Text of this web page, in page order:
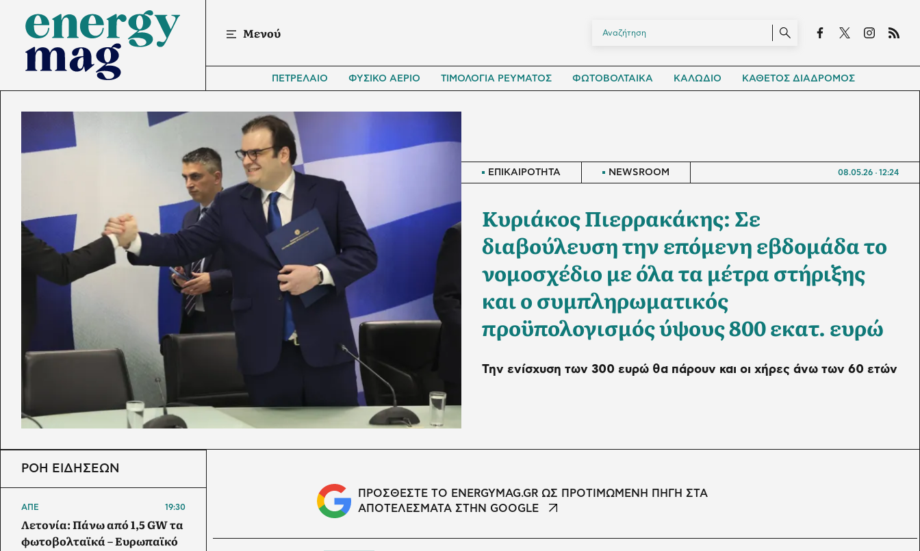
Μενού
ΠΕΤΡΕΛΑΙΟ ΦΥΣΙΚΟ ΑΕΡΙΟ ΤΙΜΟΛΟΓΙΑ ΡΕΥΜΑΤΟΣ ΦΩΤΟΒΟΛΤΑΙΚΑ ΚΑΛΩΔΙΟ ΚΑΘΕΤΟΣ ΔΙΑΔΡΟΜΟΣ
ΕΠΙΚΑΙΡΟΤΗΤΑ NEWSROOM 08.05.26 12:24
Κυριάκος Πιερρακάκης: Σε
διαβούλευση την επόμενη εβδομάδα το
νομοσχέδιο με όλα τα μέτρα στήριξης
και ο συμπληρωματικός
προϋπολογισμός ύψους 800 εκατ. ευρώ
Την ενίσχυση των 300 ευρώ θα πάρουν και οι χήρες άνω των 60 ετών
ΠΡΟΣΘΕΣΤΕ ΤΟ ENERGYMAG.GR ΩΣ ΠΡΟΤΙΜΩΜΕΝΗ ΠΗΓΗ ΣΤΑ
ΑΠΟΤΕΛΕΣΜΑΤΑ ΣΤΗΝ GOOGLE
ΡΟΗ ΕΙΔΗΣΕΩΝ
ΑΠΕ 19:30
Λετονία: Πάνω από 1,5 GW τα
φωτοβολταϊκά – Ευρωπαϊκό